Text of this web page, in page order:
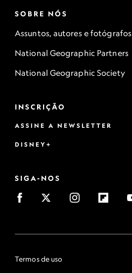
SOBRE NÓS
Assuntos, autores e fotógrafos
National Geographic Partners
National Geographic Society
INSCRIÇÃO
ASSINE A NEWSLETTER
DISNEY+
SIGA-NOS
Termos de uso